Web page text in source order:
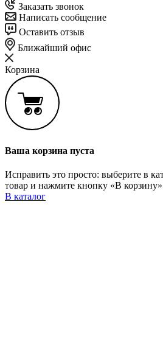
Заказать звонок
Написать сообщение
Оставить отзыв
Ближайший офис
Корзина
Ваша корзина пуста
Исправить это просто: выберите в
товар и нажмите кнопку «В корзину»
В каталог